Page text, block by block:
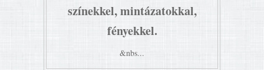
színekkel, mintázatokkal,
fényekkel.
&nbs...